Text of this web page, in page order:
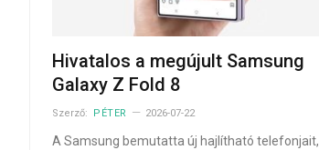
Hivatalos a megújult Samsung
Galaxy Z Fold 8
Szerző: PÉTER 2026-07-22
A Samsung bemutatta új hajlítható telefonjait,